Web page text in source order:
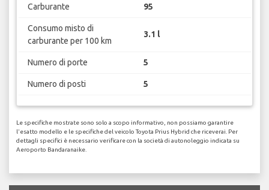
Carburante 95
Consumo misto di
carburante per 100 km
3.1 l
Numero di porte 5
Numero di posti 5
Le specifiche mostrate sono solo a scopo informativo, non possiamo garantire
l'esatto modello e le specifiche del veicolo Toyota Prius Hybrid che riceverai. Per
dettagli specifici è necessario verificare con la società di autonoleggio indicata su
Aeroporto Bandaranaike.